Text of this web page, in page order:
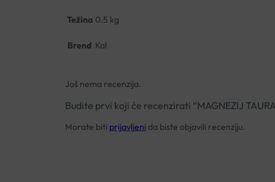
Težina 0.5 kg
Brend Kal
Još nema recenzija.
Budite prvi koji će recenzirati “MAGNEZIJ
Morate biti prijavljeni da biste objavili recenziju.